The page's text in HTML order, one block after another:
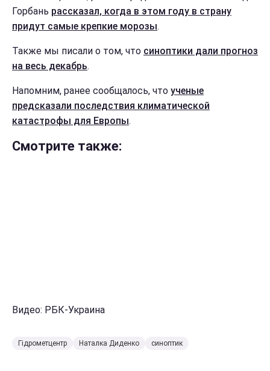
Горбань рассказал, когда в этом году в страну
придут самые крепкие морозы.
Также мы писали о том, что синоптики дали прогноз
на весь декабрь.
Напомним, ранее сообщалось, что ученые
предсказали последствия климатической
катастрофы для Европы.
Смотрите также:
Видео: РБК-Украина
Гідрометцентр Наталка Диденко синоптик